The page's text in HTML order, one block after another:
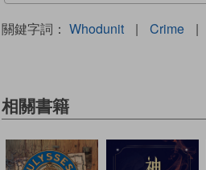
關鍵字詞： Whodunit | Crime |
相關書籍